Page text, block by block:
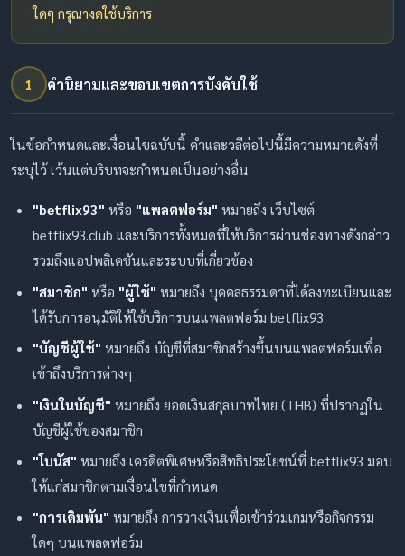
ใดๆ กรุณางดใช้บริการ
1 คำนิยามและขอบเขตการบังคับใช้
ในข้อกำหนดและเงื่อนไขฉบับนี้ คำและวลีต่อไปนี้มีความหมายดังที่
ระบุไว้ เว้นแต่บริบทจะกำหนดเป็นอย่างอื่น
"betflix93" หรือ "แพลตฟอร์ม" หมายถึง เว็บไซต์
betflix93.club และบริการทั้งหมดที่ให้บริการผ่านช่องทางดังกล่าว
รวมถึงแอปพลิเคชันและระบบที่เกี่ยวข้อง
"สมาชิก" หรือ "ผู้ใช้" หมายถึง บุคคลธรรมดาที่ได้ลงทะเบียนและ
ได้รับการอนุมัติให้ใช้บริการบนแพลตฟอร์ม betflix93
"บัญชีผู้ใช้" หมายถึง บัญชีที่สมาชิกสร้างขึ้นบนแพลตฟอร์มเพื่อ
เข้าถึงบริการต่างๆ
"เงินในบัญชี" หมายถึง ยอดเงินสกุลบาทไทย (THB) ที่ปรากฏใน
บัญชีผู้ใช้ของสมาชิก
"โบนัส" หมายถึง เครดิตพิเศษหรือสิทธิประโยชน์ที่ betflix93 มอบ
ให้แก่สมาชิกตามเงื่อนไขที่กำหนด
"การเดิมพัน" หมายถึง การวางเงินเพื่อเข้าร่วมเกมหรือกิจกรรม
ใดๆ บนแพลตฟอร์ม